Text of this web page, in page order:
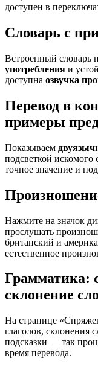
доступен в
Словарь с
Встроенный словарь
употребления и
доступна озвучка
Перевод в
примеры
Показываем
подсветкой
точное значение и
Нажмите на значок
прослушать
британский и
естественное
Грамматика:
склонение
На странице
глаголов, склонения
подсказки — так
время перевода.